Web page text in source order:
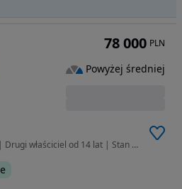
2480 cm3 • 204 KM • Niemcy | Drugi właściciel od 14 lat | Stan fabryczny
78 000 PLN
Powyżej średniej